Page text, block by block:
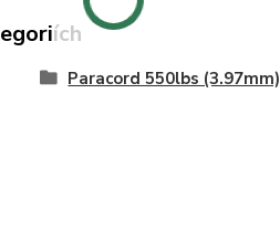
Paracord 550lbs (3.97mm)